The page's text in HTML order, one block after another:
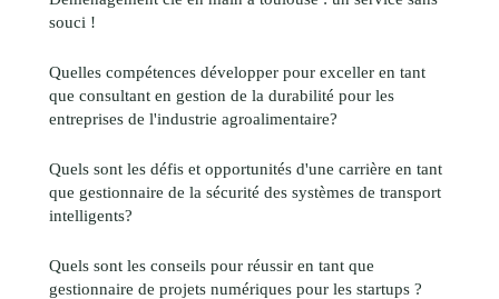
souci !
Quelles compétences développer pour exceller en tant
que consultant en gestion de la durabilité pour les
entreprises de l'industrie agroalimentaire?
Quels sont les défis et opportunités d'une carrière en tant
que gestionnaire de la sécurité des systèmes de transport
intelligents?
Quels sont les conseils pour réussir en tant que
gestionnaire de projets numériques pour les startups ?